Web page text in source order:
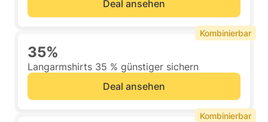
Deal ansehen
35%
Langarmshirts 35 % günstiger sichern
Deal ansehen
Kombinierbar
Kombinierbar